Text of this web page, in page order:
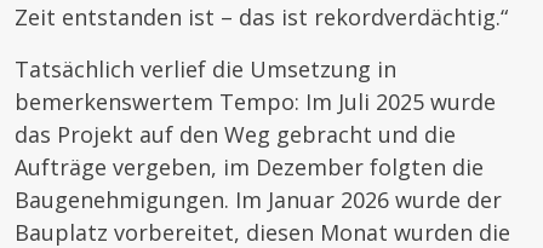
Zeit entstanden ist – das ist rekordverdächtig.“
Tatsächlich verlief die Umsetzung in
bemerkenswertem Tempo: Im Juli 2025 wurde
das Projekt auf den Weg gebracht und die
Aufträge vergeben, im Dezember folgten die
Baugenehmigungen. Im Januar 2026 wurde der
Bauplatz vorbereitet, diesen Monat wurden die